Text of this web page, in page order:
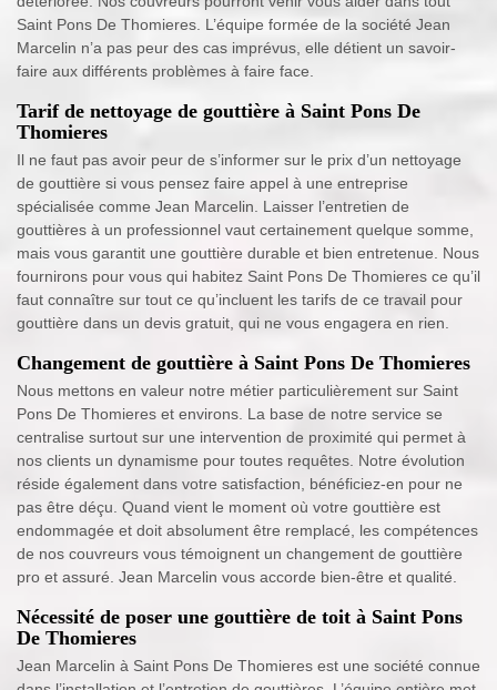
Saint Pons De Thomieres. L’équipe formée de la société Jean
Marcelin n’a pas peur des cas imprévus, elle détient un savoir-
faire aux différents problèmes à faire face.
Tarif de nettoyage de gouttière à Saint Pons De
Thomieres
Il ne faut pas avoir peur de s’informer sur le prix d’un nettoyage
de gouttière si vous pensez faire appel à une entreprise
spécialisée comme Jean Marcelin. Laisser l’entretien de
gouttières à un professionnel vaut certainement quelque somme,
mais vous garantit une gouttière durable et bien entretenue. Nous
fournirons pour vous qui habitez Saint Pons De Thomieres ce qu’il
faut connaître sur tout ce qu’incluent les tarifs de ce travail pour
gouttière dans un devis gratuit, qui ne vous engagera en rien.
Changement de gouttière à Saint Pons De Thomieres
Nous mettons en valeur notre métier particulièrement sur Saint
Pons De Thomieres et environs. La base de notre service se
centralise surtout sur une intervention de proximité qui permet à
nos clients un dynamisme pour toutes requêtes. Notre évolution
réside également dans votre satisfaction, bénéficiez-en pour ne
pas être déçu. Quand vient le moment où votre gouttière est
endommagée et doit absolument être remplacé, les compétences
de nos couvreurs vous témoignent un changement de gouttière
pro et assuré. Jean Marcelin vous accorde bien-être et qualité.
Nécessité de poser une gouttière de toit à Saint Pons
De Thomieres
Jean Marcelin à Saint Pons De Thomieres est une société connue